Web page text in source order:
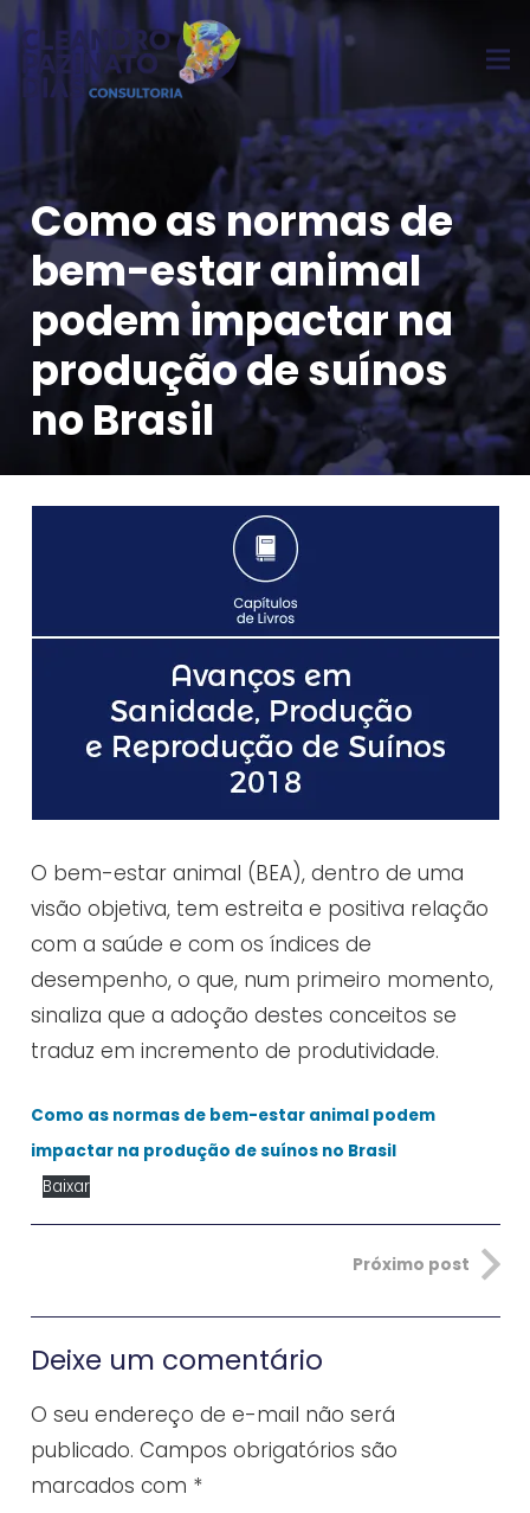
Como as normas de
bem-estar animal
podem impactar na
produção de suínos
no Brasil
O bem-estar animal (BEA), dentro de uma
visão objetiva, tem estreita e positiva relação
com a saúde e com os índices de
desempenho, o que, num primeiro momento,
sinaliza que a adoção destes conceitos se
traduz em incremento de produtividade.
Como as normas de bem-estar animal podem
impactar na produção de suínos no Brasil
Baixar
Próximo post
Deixe um comentário
O seu endereço de e-mail não será
publicado. Campos obrigatórios são
marcados com *